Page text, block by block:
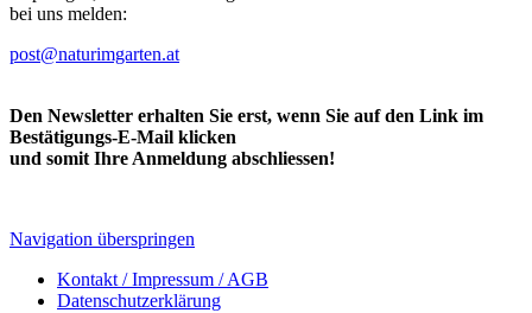
bei uns melden:
post@naturimgarten.at
Den Newsletter erhalten Sie erst, wenn Sie auf den Link im
Bestätigungs-E-Mail klicken
und somit Ihre Anmeldung abschliessen!
Navigation überspringen
Kontakt / Impressum / AGB
Datenschutzerklärung